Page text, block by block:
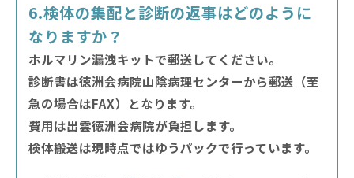
6.検体の集配と診断の返事はどのように
なりますか？
ホルマリン漏洩キットで郵送してください。
診断書は徳洲会病院山陰病理センターから郵送（至
急の場合はFAX）となります。
費用は出雲徳洲会病院が負担します。
検体搬送は現時点ではゆうパックで行っています。